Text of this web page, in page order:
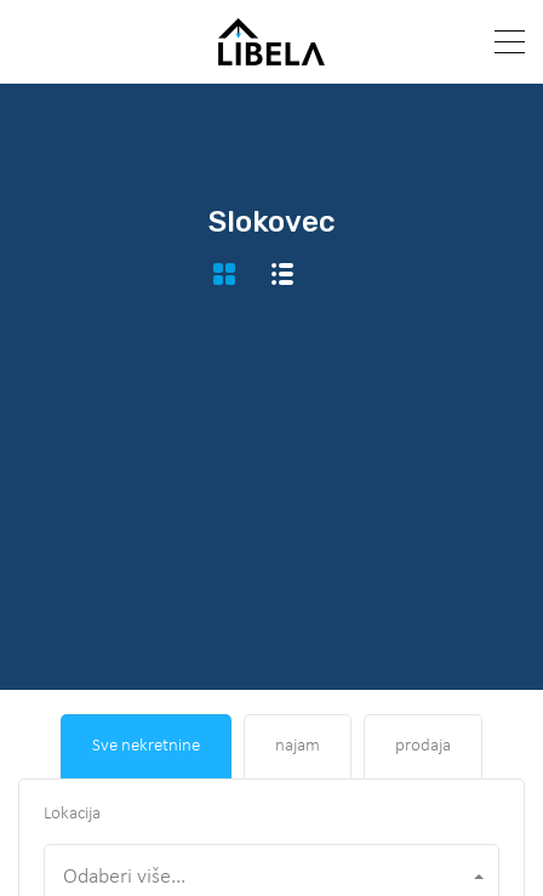
Slokovec
Sve nekretnine najam prodaja
Lokacija
Odaberi više...